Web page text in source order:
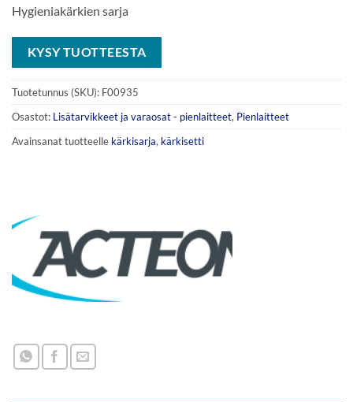
Hygieniakärkien sarja
KYSY TUOTTEESTA
Tuotetunnus (SKU): F00935
Osastot: Lisätarvikkeet ja varaosat - pienlaitteet, Pienlaitteet
Avainsanat tuotteelle kärkisarja, kärkisetti